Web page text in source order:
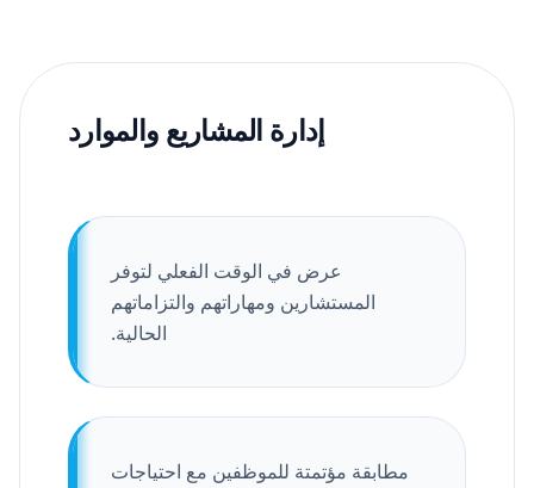
إدارة المشاريع والموارد
عرض في الوقت الفعلي لتوفر
المستشارين ومهاراتهم والتزاماتهم
الحالية.
مطابقة مؤتمتة للموظفين مع احتياجات